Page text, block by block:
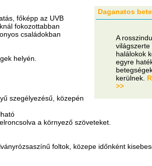
Daganatos
A
világszerte
halálokok
egyre
kerülnek.
>>
főképp az UVB
fokozottabban
családokban
helyén.
szegélyezésű, közepén
a környező szöveteket.
foltok, közepe időnként